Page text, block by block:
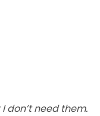
don’t need them.